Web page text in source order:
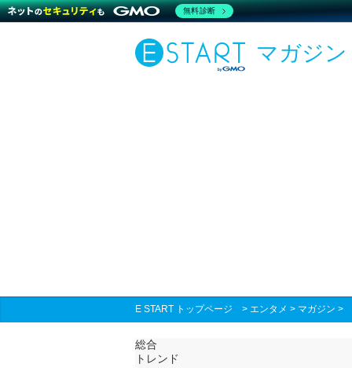
マガジン
E START トップページ > エンタメ > マガジン >
総合
トレンド
無料診断